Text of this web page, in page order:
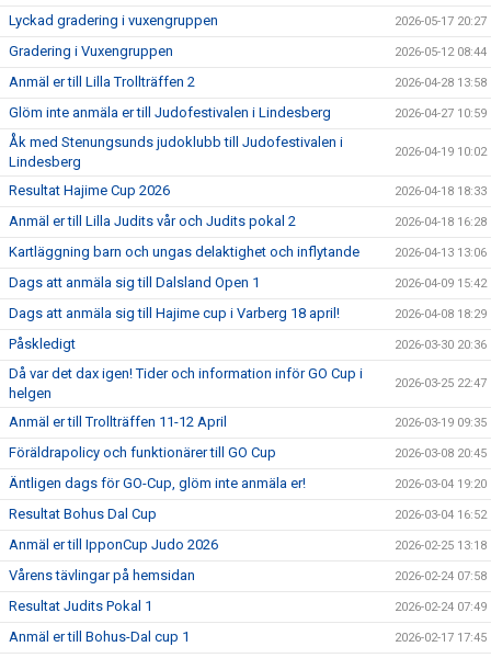
Lyckad gradering i vuxengruppen 2026-05-17 20:27
Gradering i Vuxengruppen 2026-05-12 08:44
Anmäl er till Lilla Trollträffen 2 2026-04-28 13:58
Glöm inte anmäla er till Judofestivalen i Lindesberg 2026-04-27 10:59
Åk med Stenungsunds judoklubb till Judofestivalen i
Lindesberg
2026-04-19 10:02
Resultat Hajime Cup 2026 2026-04-18 18:33
Anmäl er till Lilla Judits vår och Judits pokal 2 2026-04-18 16:28
Kartläggning barn och ungas delaktighet och inflytande 2026-04-13 13:06
Dags att anmäla sig till Dalsland Open 1 2026-04-09 15:42
Dags att anmäla sig till Hajime cup i Varberg 18 april! 2026-04-08 18:29
Påskledigt 2026-03-30 20:36
Då var det dax igen! Tider och information inför GO Cup i
helgen
2026-03-25 22:47
Anmäl er till Trollträffen 11-12 April 2026-03-19 09:35
Föräldrapolicy och funktionärer till GO Cup 2026-03-08 20:45
Äntligen dags för GO-Cup, glöm inte anmäla er! 2026-03-04 19:20
Resultat Bohus Dal Cup 2026-03-04 16:52
Anmäl er till IpponCup Judo 2026 2026-02-25 13:18
Vårens tävlingar på hemsidan 2026-02-24 07:58
Resultat Judits Pokal 1 2026-02-24 07:49
Anmäl er till Bohus-Dal cup 1 2026-02-17 17:45